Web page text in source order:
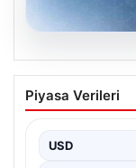
08.08.2026
anlaşmaya
İrlandalı sağ
Piyasa Verileri
USD